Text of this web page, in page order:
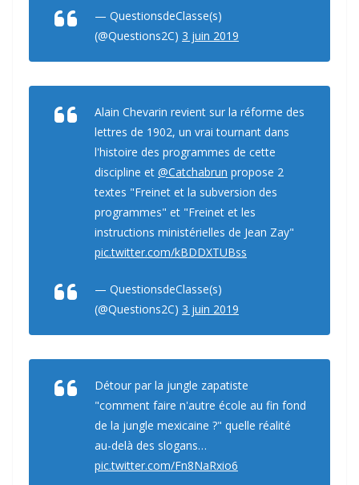
— QuestionsdeClasse(s)
(@Questions2C) 3 juin 2019
Alain Chevarin revient sur la réforme des
lettres de 1902, un vrai tournant dans
l'histoire des programmes de cette
discipline et @Catchabrun propose 2
textes "Freinet et la subversion des
programmes" et "Freinet et les
instructions ministérielles de Jean Zay"
pic.twitter.com/kBDDXTUBss
— QuestionsdeClasse(s)
(@Questions2C) 3 juin 2019
Détour par la jungle zapatiste
"comment faire n'autre école au fin fond
de la jungle mexicaine ?" quelle réalité
au-delà des slogans…
pic.twitter.com/Fn8NaRxio6